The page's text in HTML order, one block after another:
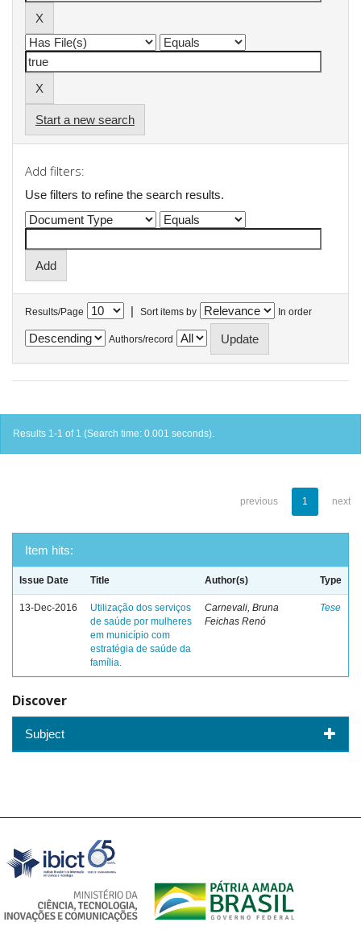
Start a new search
Add filters:
Use filters to refine the search results.
Results/Page | Sort items by In order
Authors/record
Results 1-1 of 1 (Search time: 0.001 seconds).
previous 1 next
Item hits:
Issue Date Title Author(s) Type
13-Dec-2016
Utilização dos serviços
de saúde por mulheres
em município com
estratégia de saúde da
família.
Carnevali, Bruna
Feichas Renó
Tese
Discover
Subject